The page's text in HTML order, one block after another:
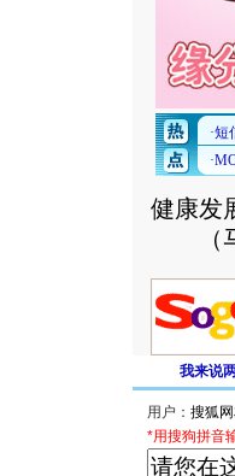
健康发
（马
我来说
用户：
*用搜狗拼音